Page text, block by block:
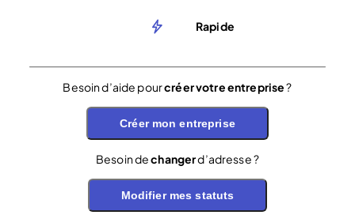
Rapide
Besoin d’aide pourcréer votre entreprise?
Créer mon entreprise
Besoin dechangerd’adresse ?
Modifier mes statuts